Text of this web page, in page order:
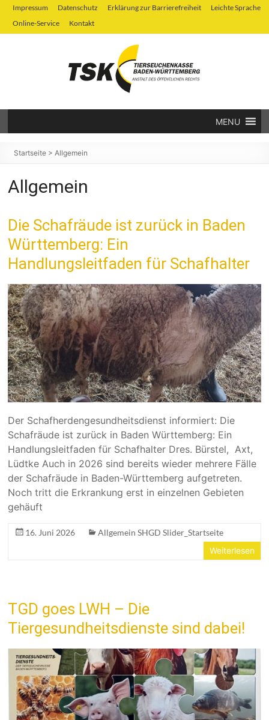
Zum
Inhalt
springen
Impressum Datenschutz Erklärung zur Barrierefreiheit
Leichte Sprache
Online-Service
Kontakt
Tierseuchenkasse
Baden-
MENU
Startseite >Allgemein
Allgemein
Die Schafräude ist zurück in Baden
Württemberg: Ein
Handlungsleitfaden für Schafhalter
Der Schafherdengesundheitsdienst informiert: Die
Schafräude ist zurück in Baden Württemberg: Ein
Handlungsleitfaden für Schafhalter Dres. Bürstel, Axt,
Lüdtke Auch in 2026 sind bereits wieder mehrere Fälle
der Schafräude in Baden-Württemberg aufgetreten.
Noch tritt die Erkrankung erst in einzelnen Gebieten
gehäuft
16. Juni 2026
Allgemein SHGD Slider_Startseite
Weiterlesen
TGD goes LWH – Die
Tiergesundheitsdienste sind dabei!